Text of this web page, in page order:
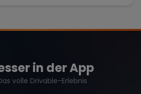
in der App
volle Drivable-Erlebnis